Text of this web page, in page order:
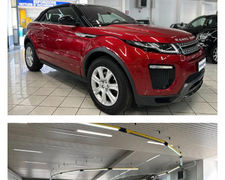
Vettura incondizioni pari al nuovo completa di
doppie chiavi
constorico service Land Rover completo.
Ultimotagliandoeseguito in data26/05/2025 a 54.107Kmcon
sostituzione olio motore, filtro olio, filtro aria, olio dei freni e
filtro carburante.
Scadenza revisione ministeriale a maggio 2027.
ColoreFirenze Red metallizzato con cerchi in lega da 20" e
sedili in pelle neri.
Completano l'allestimento dell'auto:
Impianto audio Meridian
Sedili anteriori regolabili elettricamente con memoria
Volante multifunzione in pelle
Leve al volante
Volante riscaldabile
Avviso abbandono corsia